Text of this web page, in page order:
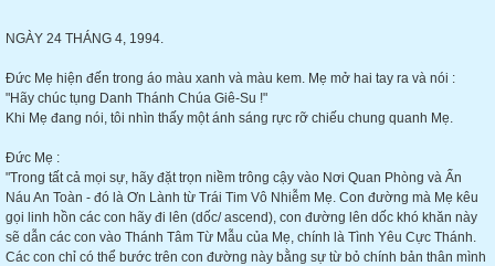
NGÀY 24 THÁNG 4, 1994.
Đức Mẹ hiện đến trong áo màu xanh và màu kem. Mẹ mở hai tay ra và nói :
"Hãy chúc tụng Danh Thánh Chúa Giê-Su !"
Khi Mẹ đang nói, tôi nhìn thấy một ánh sáng rực rỡ chiếu chung quanh Mẹ.
Đức Mẹ :
"Trong tất cả mọi sự, hãy đặt trọn niềm trông cậy vào Nơi Quan Phòng và Ẩn
Náu An Toàn - đó là Ơn Lành từ Trái Tim Vô Nhiễm Mẹ. Con đường mà Mẹ kêu
gọi linh hồn các con hãy đi lên (dốc/ ascend), con đường lên dốc khó khăn này
sẽ dẫn các con vào Thánh Tâm Từ Mẫu của Mẹ, chính là Tình Yêu Cực Thánh.
Các con chỉ có thể bước trên con đường này bằng sự từ bỏ chính bản thân mình